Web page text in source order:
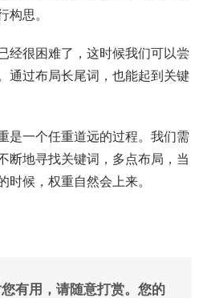
构思。
经很困难了，这时候我们可以尝
通过布局长尾词，也能起到关键
是一个任重道远的过程。我们需
断地寻找关键词，多点布局，当
时候，权重自然会上来。
有用，请随意打赏。您的